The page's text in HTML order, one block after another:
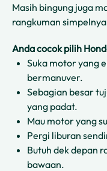
Masih bingung juga
rangkuman
Anda cocok pilih
Suka motor yang
bermanuver.
Sebagian besar
yang padat.
Mau motor yang
Pergi liburan
Butuh dek depan
bawaan.